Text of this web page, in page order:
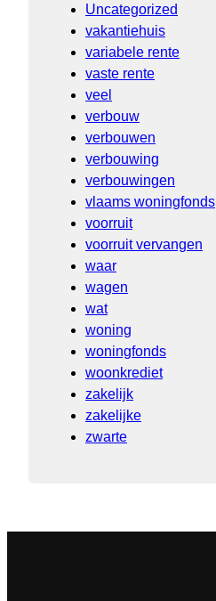
Uncategorized
vakantiehuis
variabele rente
vaste rente
veel
verbouw
verbouwen
verbouwing
verbouwingen
vlaams woningfonds
voorruit
voorruit vervangen
waar
wagen
wat
woning
woningfonds
woonkrediet
zakelijk
zakelijke
zwarte